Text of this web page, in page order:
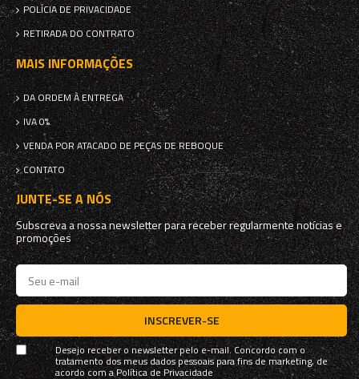
POLÍCIA DE PRIVACIDADE
RETIRADA DO CONTRATO
MAIS INFORMAÇÕES
DA ORDEM À ENTREGA
IVA 0%
VENDA POR ATACADO DE PEÇAS DE REBOQUE
CONTATO
JUNTE-SE A NÓS
Subscreva a nossa newsletter para receber regularmente notícias e
promoções
INSCREVER-SE
Desejo receber o newsletter pelo e-mail. Concordo com o
tratamento dos meus dados pessoais para fins de marketing, de
acordo com aPolítica de Privacidade